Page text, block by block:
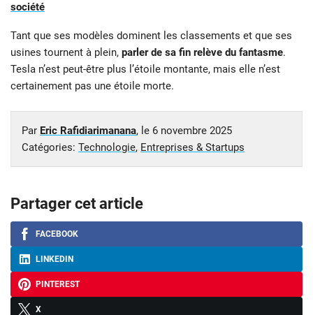
société
Tant que ses modèles dominent les classements et que ses
usines tournent à plein, parler de sa fin relève du fantasme.
Tesla n’est peut-être plus l’étoile montante, mais elle n’est
certainement pas une étoile morte.
Par Eric Rafidiarimanana, le 6 novembre 2025
Catégories: Technologie, Entreprises & Startups
Partager cet article
FACEBOOK
LINKEDIN
PINTEREST
X